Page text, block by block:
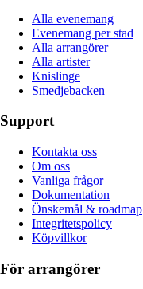
Alla evenemang
Evenemang per stad
Alla arrangörer
Alla artister
Knislinge
Smedjebacken
Support
Kontakta oss
Om oss
Vanliga frågor
Dokumentation
Önskemål & roadmap
Integritetspolicy
Köpvillkor
För arrangörer